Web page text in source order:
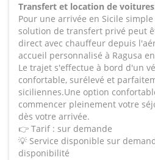
Transfert et location de
Pour une arrivée en Sicile
solution de transfert privé peut
direct avec chauffeur depuis
accueil personnalisé à Ragusa
Le trajet s'effectue à bord d'un
confortable, surélevé et
siciliennes.Une option
commencer pleinement votre
dès votre arrivée.
👉 Tarif : sur demande
💡 Service disponible sur
disponibilité